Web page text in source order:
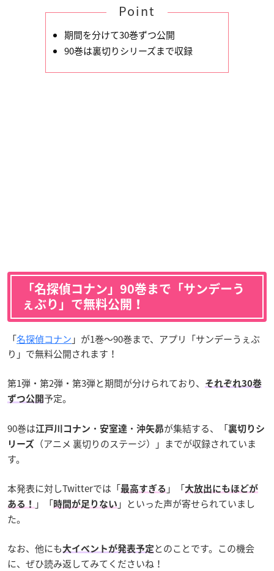
Point
期間を分けて30巻ずつ公開
90巻は裏切りシリーズまで収録
「名探偵コナン」90巻まで「サンデーう
ぇぶり」で無料公開！
「名探偵コナン 」が1巻〜90巻まで、アプリ「サンデーうぇぶ
り」で無料公開されます！
第1弾・第2弾・第3弾と期間が分けられており、
それぞれ30巻
ずつ公開 予定。
90巻は江戸川コナン ・ 安室達 ・ 沖矢昴が集結する、「裏切りシ
リーズ
（アニメ 裏切りのステージ）」までが収録されていま
す。
本発表に対しTwitterでは「最高すぎる 」「大放出にもほどが
ある！
」「時間が足りない 」といった声が寄せられていまし
た。
なお、他にも大イベントが発表予定 とのことです。この機会
に、ぜひ読み返してみてくださいね！